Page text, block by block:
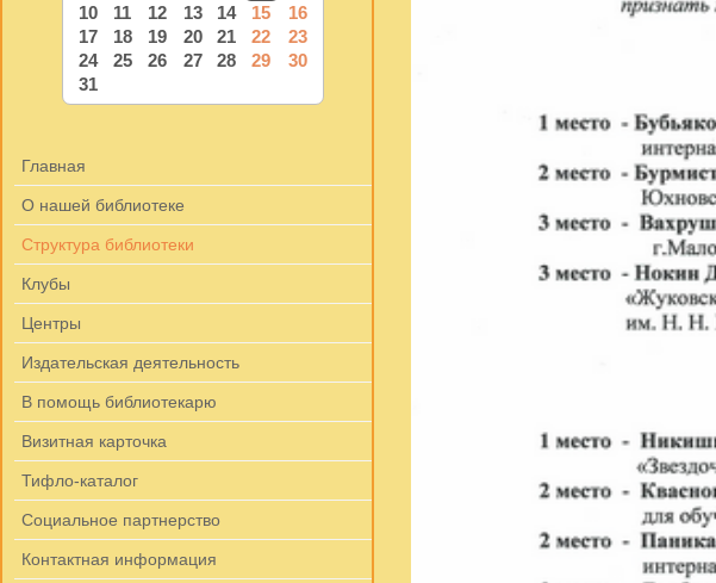
10
11 12 13 14 15
16
17
18 19 20 21 22
23
24
25 26 27 28 29
30
31
Главная
О нашей библиотеке
Структура библиотеки
Клубы
Центры
Издательская деятельность
В помощь библиотекарю
Визитная карточка
Тифло-каталог
Социальное партнерство
Контактная информация